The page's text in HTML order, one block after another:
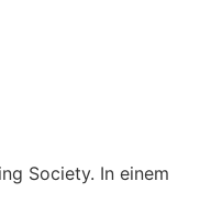
Society. In einem